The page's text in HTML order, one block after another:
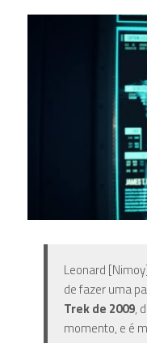
Leonard
de fazer uma
Trekde 2009,
momento, e é